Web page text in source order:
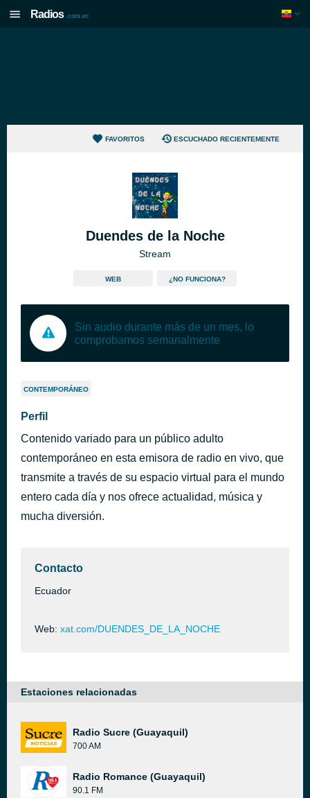
Radios .com.ec
FAVORITOS ESCUCHADO RECIENTEMENTE
Duendes de la Noche
Stream
WEB ¿NO FUNCIONA?
Sin audio durante más de un mes, lo
comprobamos semanalmente
CONTEMPORÁNEO
Perfil
Contenido variado para un público adulto
contemporáneo en esta emisora de radio en vivo, que
transmite a través de su espacio virtual para el mundo
entero cada día y nos ofrece actualidad, música y
mucha diversión.
Contacto
Ecuador
Web: xat.com/DUENDES_DE_LA_NOCHE
Estaciones relacionadas
Radio Sucre (Guayaquil)
700 AM
Radio Romance (Guayaquil)
90.1 FM